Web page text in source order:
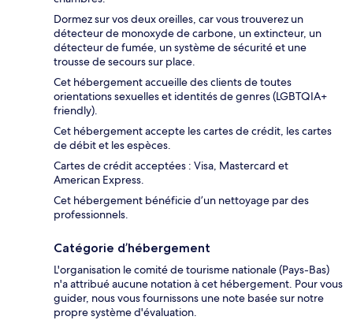
Dormez sur vos deux oreilles, car vous trouverez un
détecteur de monoxyde de carbone, un extincteur, un
détecteur de fumée, un système de sécurité et une
trousse de secours sur place.
Cet hébergement accueille des clients de toutes
orientations sexuelles et identités de genres (LGBTQIA+
friendly).
Cet hébergement accepte les cartes de crédit, les cartes
de débit et les espèces.
Cartes de crédit acceptées : Visa, Mastercard et
American Express.
Cet hébergement bénéficie d’un nettoyage par des
professionnels.
Catégorie d’hébergement
L'organisation le comité de tourisme nationale (Pays-Bas)
n'a attribué aucune notation à cet hébergement. Pour vous
guider, nous vous fournissons une note basée sur notre
propre système d'évaluation.